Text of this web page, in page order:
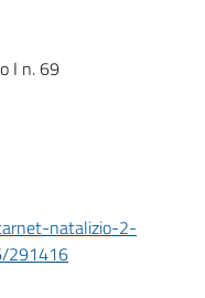
I n. 69
natalizio-2-
291416